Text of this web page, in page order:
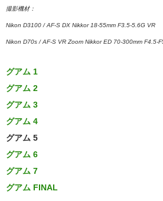
撮影機材：
Nikon D3100 / AF-S DX Nikkor 18-55mm F3.5-5.6G VR
Nikon D70s / AF-S VR Zoom Nikkor ED 70-300mm F4.5-
グアム 1
グアム 2
グアム 3
グアム 4
グアム 5
グアム 6
グアム 7
グアム FINAL